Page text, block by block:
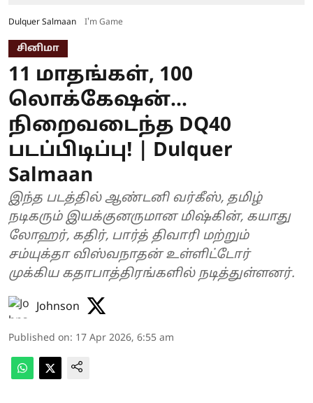
Dulquer Salmaan I'm Game
சினிமா
11 மாதங்கள், 100
லொக்கேஷன்...
நிறைவடைந்த DQ40
படப்பிடிப்பு! | Dulquer
Salmaan
இந்த படத்தில் ஆண்டனி வர்கீஸ், தமிழ்
நடிகரும் இயக்குனருமான மிஷ்கின், கயாது
லோஹர், கதிர், பார்த் திவாரி மற்றும்
சம்யுக்தா விஸ்வநாதன் உள்ளிட்டோர்
முக்கிய கதாபாத்திரங்களில் நடித்துள்ளனர்.
Johnson
Published on: 17 Apr 2026, 6:55 am